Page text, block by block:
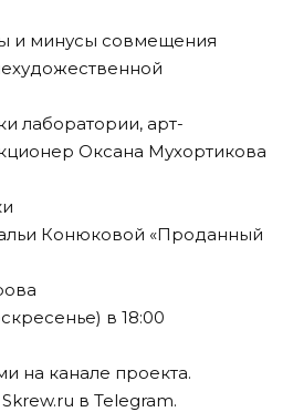
и минусы совмещения
лаборатории, арт-
Оксана Мухортикова
Конюковой «Проданный
в 18:00
на канале проекта.
в Telegram.